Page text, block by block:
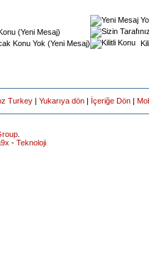
(Yeni Mesaj)
Konu Yok (Yeni Mesaj)
Turkey | Yukarıya dön | İçeriğe Dön |
- Teknoloji